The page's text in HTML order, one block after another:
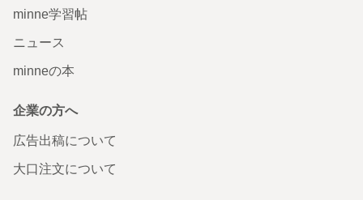
minne学習帖
ニュース
minneの本
企業の方へ
広告出稿について
大口注文について